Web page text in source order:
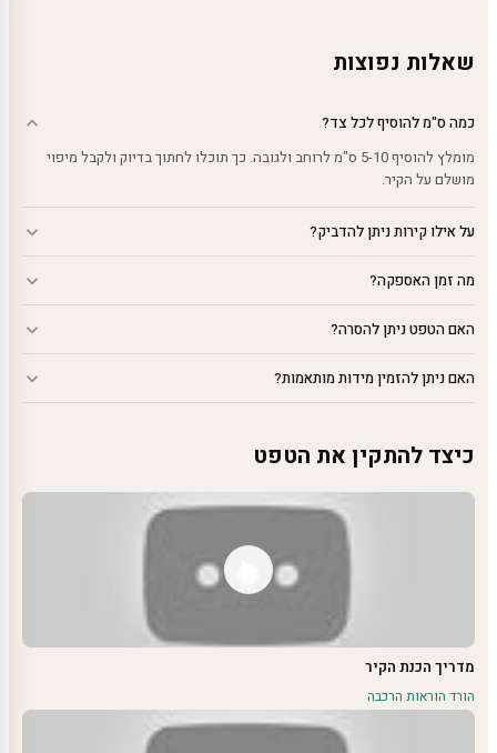
שאלות נפוצות
כמה ס"מ להוסיף לכל צד?
מומלץ להוסיף 5-10 ס"מ לרוחב ולגובה. כך תוכלו לחתוך בדיוק ולקבל מיפוי
מושלם על הקיר.
על אילו קירות ניתן להדביק?
מה זמן האספקה?
האם הטפט ניתן להסרה?
האם ניתן להזמין מידות מותאמות?
כיצד להתקין את הטפט
מדריך הכנת הקיר
הורד הוראות הרכבה